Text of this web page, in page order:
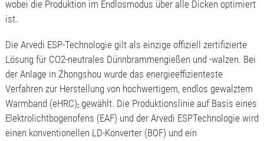
wobei die Produktion im Endlosmodus über alle Dicken optimiert
ist.
Die Arvedi ESP-Technologie gilt als einzige offiziell zertifizierte
Lösung für CO2-neutrales Dünnbrammengießen und -walzen. Bei
der Anlage in Zhongshou wurde das energieeffizienteste
Verfahren zur Herstellung von hochwertigem, endlos gewalztem
Warmband (eHRC),gewählt. Die Produktionslinie auf Basis eines
Elektrolichtbogenofens (EAF) und der Arvedi ESPTechnologie wird
einen konventionellen LD-Konverter (BOF) und ein